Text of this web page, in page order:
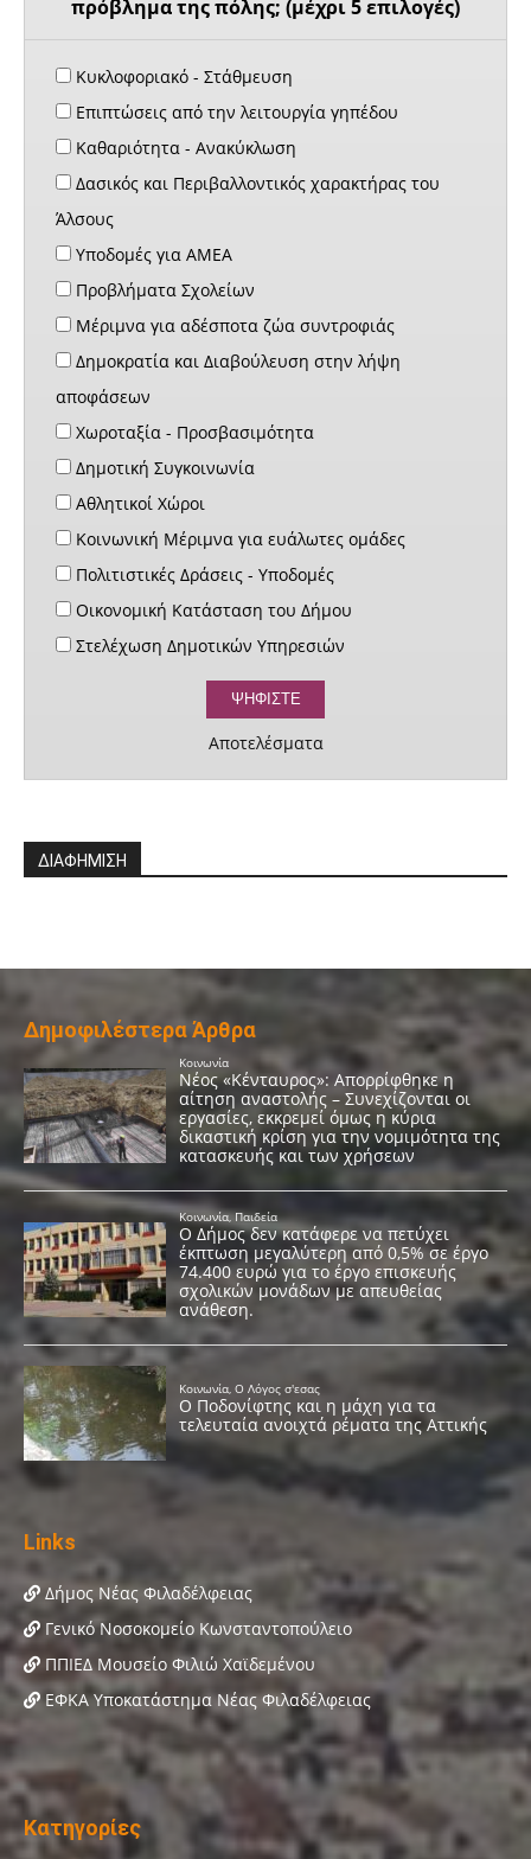
πρόβλημα της πόλης; (μέχρι 5 επιλογές)
Κυκλοφοριακό - Στάθμευση
Επιπτώσεις από την λειτουργία γηπέδου
Καθαριότητα - Ανακύκλωση
Δασικός και Περιβαλλοντικός χαρακτήρας του
Άλσους
Υποδομές για ΑΜΕΑ
Προβλήματα Σχολείων
Μέριμνα για αδέσποτα ζώα συντροφιάς
Δημοκρατία και Διαβούλευση στην λήψη
αποφάσεων
Χωροταξία - Προσβασιμότητα
Δημοτική Συγκοινωνία
Αθλητικοί Χώροι
Κοινωνική Μέριμνα για ευάλωτες ομάδες
Πολιτιστικές Δράσεις - Υποδομές
Οικονομική Κατάσταση του Δήμου
Στελέχωση Δημοτικών Υπηρεσιών
Αποτελέσματα
ΔΙΑΦΗΜΙΣΗ
Δημοφιλέστερα Άρθρα
Links
Δήμος Νέας Φιλαδέλφειας
Γενικό Νοσοκομείο Κωνσταντοπούλειο
ΠΠΙΕΔ Μουσείο Φιλιώ Χαϊδεμένου
ΕΦΚΑ Υποκατάστημα Νέας Φιλαδέλφειας
Κατηγορίες